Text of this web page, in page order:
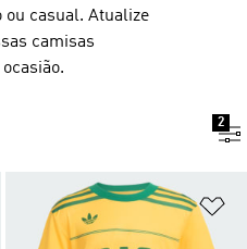
ou casual. Atualize
camisas
2
à Lista de Desejos